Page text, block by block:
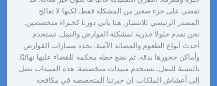
تقضي على جزء صغير من المشكلة فقط. لكنها لا تعالج
المصدر الرئيسي للانتشار. هنا يأتي دورنا كخبراء متخصصين.
نحن نقدم حلولاً جذرية لمشكلة القوارض والنمل. نستخدم
أحدث أنواع الطعوم والمصائد الآمنة. نحدد مسارات القوارض
وأماكن جحورها بدقة. ثم نضع خطة محكمة للقضاء عليها نهائيًا.
بالنسبة للنمل، نستخدم مبيدات متخصصة. هذه المبيدات تصل
إلى أعشاش الملكات. إن خبرتنا المتخصصة في مكافحة